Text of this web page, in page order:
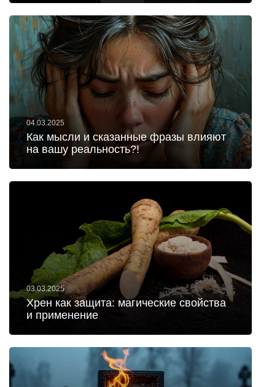
04.03.2025
Как мысли и сказанные фразы влияют
на вашу реальность?!
03.03.2025
Хрен как защита: магические свойства
и применение